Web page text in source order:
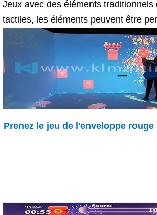
Jeux avec des éléments
tactiles, les éléments peuvent être
Prenez le jeu de l'enveloppe rouge